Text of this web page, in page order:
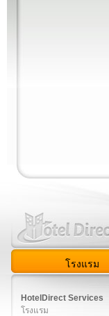
โรงแรม
HotelDirect Services
โรงแรม